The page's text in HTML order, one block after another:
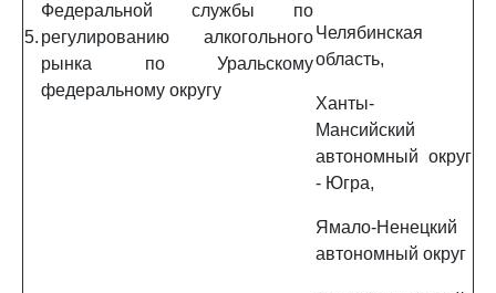
5.
Федеральной службы по
регулированию алкогольного
рынка по Уральскому
федеральному округу
Челябинская
область,
Ханты-
Мансийский
автономный округ
- Югра,
Ямало-Ненецкий
автономный округ